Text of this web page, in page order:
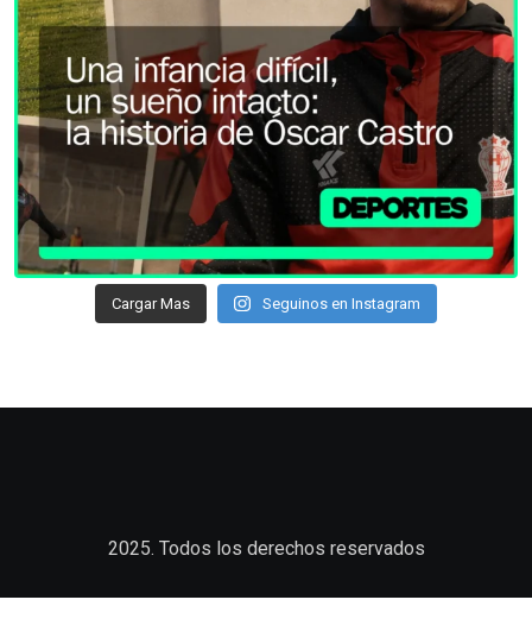
Cargar Mas Seguinos en Instagram
2025. Todos los derechos reservados